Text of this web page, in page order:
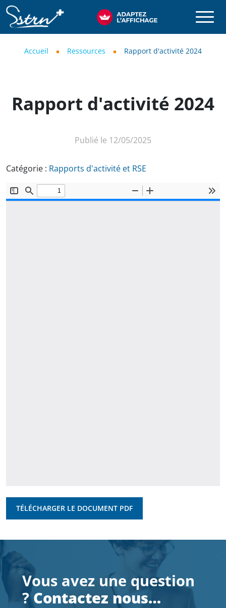
Aller au contenu principal
SSTRN
Accueil Ressources Rapport d'activité 2024
Rapport d'activité 2024
Publié le 12/05/2025
Catégorie : Rapports d'activité et RSE
Document
TÉLÉCHARGER LE DOCUMENT PDF
Vous avez une question
?Contactez nous…